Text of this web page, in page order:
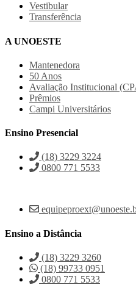
Vestibular
Transferência
A UNOESTE
Mantenedora
50 Anos
Avaliação Institucional
Prêmios
Campi Universitários
Ensino Presencial
(18) 3229 3224
0800 771 5533
Ensino a Distância
(18) 3229 3260
(18) 99733 0951
0800 771 5533